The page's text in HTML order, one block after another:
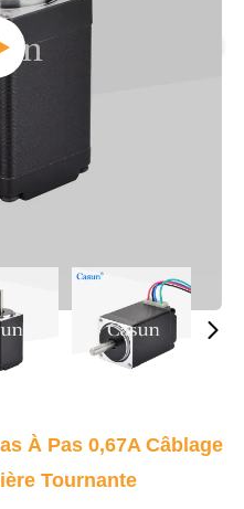
À Pas 0,67A Câblage
Tournante